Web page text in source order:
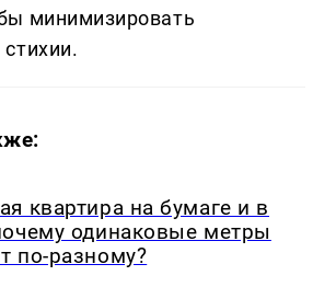
минимизировать
квартира на бумаге и в
одинаковые метры
по-разному?